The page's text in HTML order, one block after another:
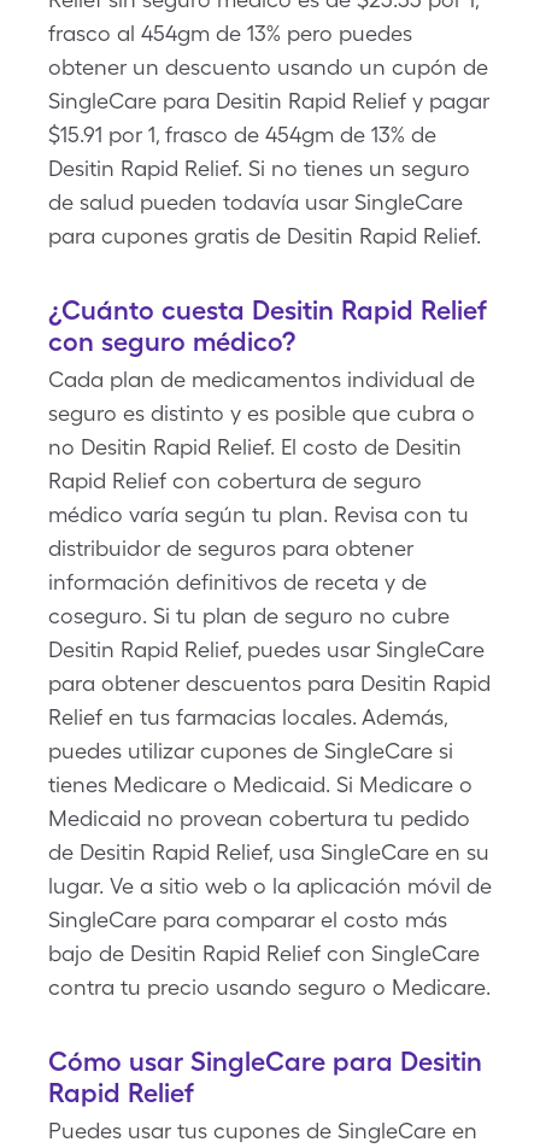
frasco al 454gm de 13% pero puedes
obtener un descuento usando un cupón de
SingleCare para Desitin Rapid Relief y pagar
$15.91 por 1, frasco de 454gm de 13% de
Desitin Rapid Relief. Si no tienes un seguro
de salud pueden todavía usar SingleCare
para cupones gratis de Desitin Rapid Relief.
¿Cuánto cuesta Desitin Rapid Relief
con seguro médico?
Cada plan de medicamentos individual de
seguro es distinto y es posible que cubra o
no Desitin Rapid Relief. El costo de Desitin
Rapid Relief con cobertura de seguro
médico varía según tu plan. Revisa con tu
distribuidor de seguros para obtener
información definitivos de receta y de
coseguro. Si tu plan de seguro no cubre
Desitin Rapid Relief, puedes usar SingleCare
para obtener descuentos para Desitin Rapid
Relief en tus farmacias locales. Además,
puedes utilizar cupones de SingleCare si
tienes Medicare o Medicaid. Si Medicare o
Medicaid no provean cobertura tu pedido
de Desitin Rapid Relief, usa SingleCare en su
lugar. Ve a sitio web o la aplicación móvil de
SingleCare para comparar el costo más
bajo de Desitin Rapid Relief con SingleCare
contra tu precio usando seguro o Medicare.
Cómo usar SingleCare para Desitin
Rapid Relief
Puedes usar tus cupones de SingleCare en